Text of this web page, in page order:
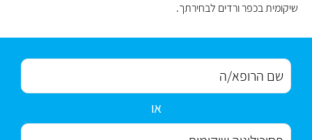
שיקומית בכפר ורדים לבחירתך.
או